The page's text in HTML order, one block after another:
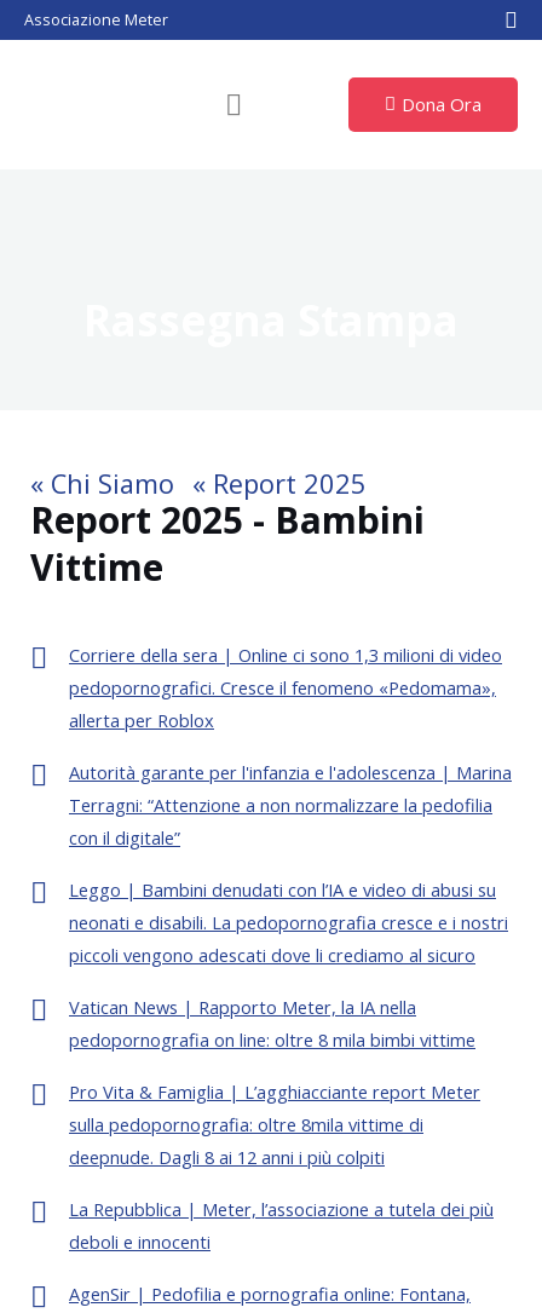
al
Associazione Meter
Dona Ora
« Chi Siamo « Report 2025
Report 2025 - Bambini
Vittime
Corriere della sera | Online ci sono 1,3 milioni di video
pedopornografici. Cresce il fenomeno «Pedomama»,
allerta per Roblox
Autorità garante per l'infanzia e l'adolescenza | Marina
Terragni: “Attenzione a non normalizzare la pedofilia
con il digitale”
Leggo | Bambini denudati con l’IA e video di abusi su
neonati e disabili. La pedopornografia cresce e i nostri
piccoli vengono adescati dove li crediamo al sicuro
Vatican News | Rapporto Meter, la IA nella
pedopornografia on line: oltre 8 mila bimbi vittime
Pro Vita & Famiglia | L’agghiacciante report Meter
sulla pedopornografia: oltre 8mila vittime di
deepnude. Dagli 8 ai 12 anni i più colpiti
La Repubblica | Meter, l’associazione a tutela dei più
deboli e innocenti
AgenSir | Pedofilia e pornografia online: Fontana,